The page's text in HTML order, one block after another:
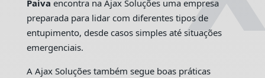
Paiva encontra na Ajax Soluções uma empresa
preparada para lidar com diferentes tipos de
entupimento, desde casos simples até situações
emergenciais.
A Ajax Soluções também segue boas práticas